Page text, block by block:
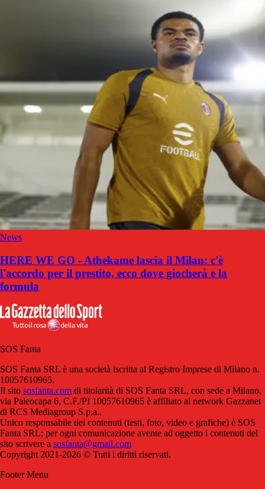
News
HERE WE GO - Athekame lascia il Milan: c'è
l'accordo per il prestito, ecco dove giocherà e la
formula
SOS Fanta
SOS Fanta SRL è una società iscritta al Registro Imprese di Milano n.
10057610965.
Il sito sosfanta.com di titolarità di SOS Fanta SRL, con sede a Milano,
via Paleocapa 6, C.F./PI 10057610965 è affiliato al network Gazzanet
di RCS Mediagroup S.p.a..
Unico responsabile dei contenuti (testi, foto, video e grafiche) è SOS
Fanta SRL; per ogni comunicazione avente ad oggetto i contenuti del
sito scrivere a sosfanta@gmail.com
Copyright 2021-2026 © Tutti i diritti riservati.
Footer Menu